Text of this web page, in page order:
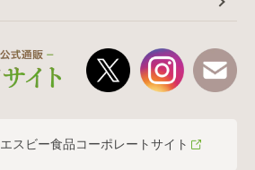
エスビー食品コーポレートサイト